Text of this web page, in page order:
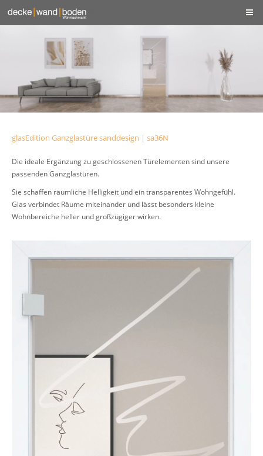
glasEdition Ganzglastüre sanddesign | sa36N
Die ideale Ergänzung zu geschlossenen Türelementen sind unsere
passenden Ganzglastüren.
Sie schaffen räumliche Helligkeit und ein transparentes Wohngefühl.
Glas verbindet Räume miteinander und lässt besonders kleine
Wohnbereiche heller und großzügiger wirken.